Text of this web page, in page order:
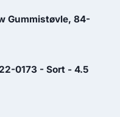
Gummistøvle, 84-
0173 - Sort - 4.5